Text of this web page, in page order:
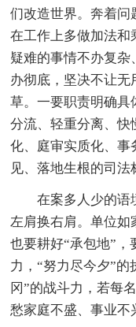
们改造世界。奔着问
在工作上多做加法和
疑难的事情不办复
办彻底，坚决不让无
草。一要职责明确具
分流、轻重分离、快
化、庭审实质化、事
见、落地生根的司法
在案多人少的语
左肩换右肩。单位如
也要耕好“承包地”，
力，“努力尽今夕”
冈”的战斗力，若每
愁家庭不盛、事业不